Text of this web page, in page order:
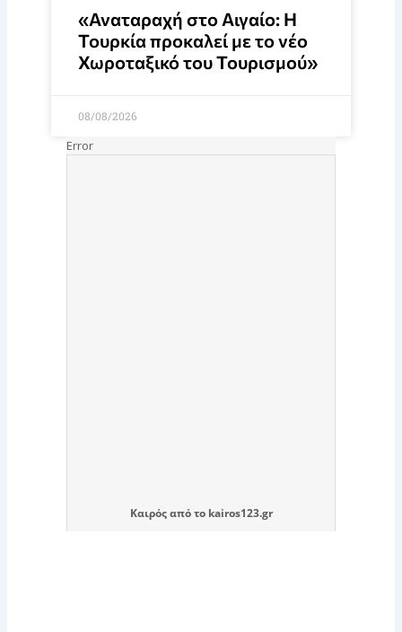
«Αναταραχή στο Αιγαίο: Η
Τουρκία προκαλεί με το νέο
Χωροταξικό του Τουρισμού»
08/08/2026
Καιρόςαπό το kairos123.gr